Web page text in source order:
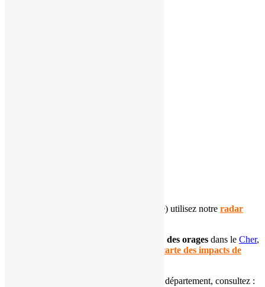
(pluie, neige) utilisez notre radar
localisation et l'intensité des orages dans le Cher,
carte des impacts de
Si vous souhaitez en apprendre plus sur ce département, consultez :